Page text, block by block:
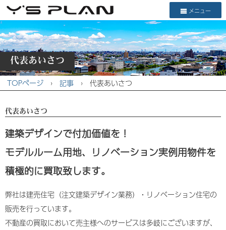
メニュー
代表あいさつ
TOPページ › 記事 › 代表あいさつ
代表あいさつ
建築デザインで付加価値を！
モデルルーム用地、リノベーション実例用物件を
積極的に買取致します。
弊社は建売住宅（注文建築デザイン業務）・リノベーション住宅の
販売を行っています。
不動産の買取において売主様へのサービスは多岐にございますが、